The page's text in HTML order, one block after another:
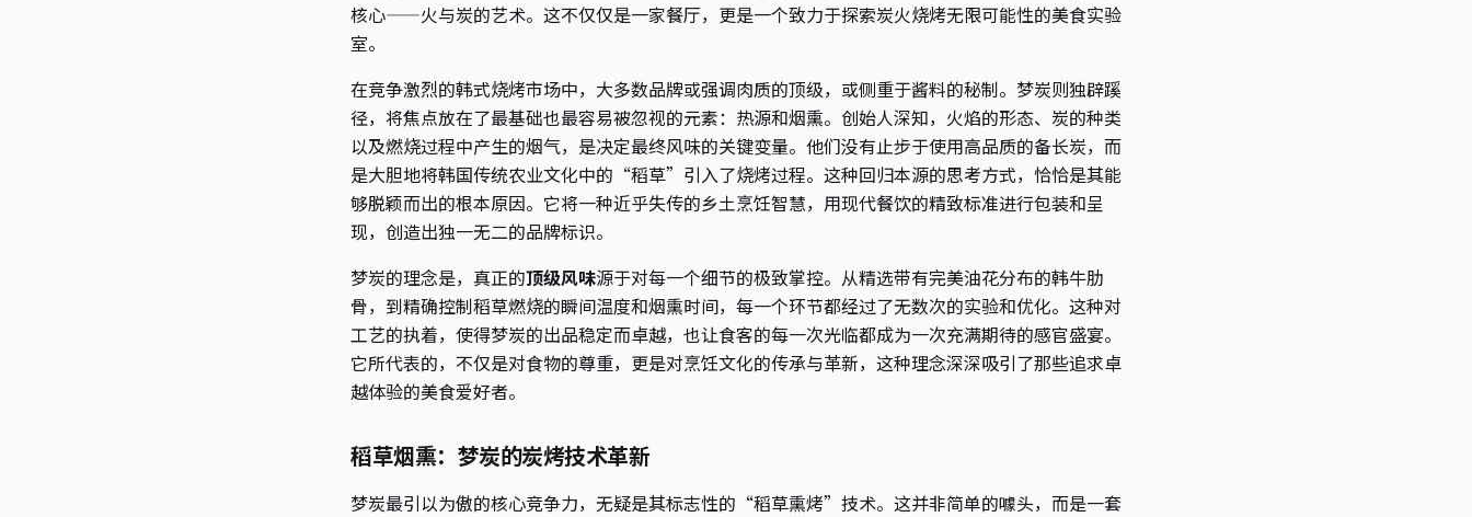
核心——火与炭的艺术。这不仅仅是一家餐厅，更是一个致力于探索炭火烧烤无限可能性的美食实验
室。
在竞争激烈的韩式烧烤市场中，大多数品牌或强调肉质的顶级，或侧重于酱料的秘制。梦炭则独辟蹊
径，将焦点放在了最基础也最容易被忽视的元素：热源和烟熏。创始人深知，火焰的形态、炭的种类
以及燃烧过程中产生的烟气，是决定最终风味的关键变量。他们没有止步于使用高品质的备长炭，而
是大胆地将韩国传统农业文化中的“稻草”引入了烧烤过程。这种回归本源的思考方式，恰恰是其能
够脱颖而出的根本原因。它将一种近乎失传的乡土烹饪智慧，用现代餐饮的精致标准进行包装和呈
现，创造出独一无二的品牌标识。
梦炭的理念是，真正的顶级风味源于对每一个细节的极致掌控。从精选带有完美油花分布的韩牛肋
骨，到精确控制稻草燃烧的瞬间温度和烟熏时间，每一个环节都经过了无数次的实验和优化。这种对
工艺的执着，使得梦炭的出品稳定而卓越，也让食客的每一次光临都成为一次充满期待的感官盛宴。
它所代表的，不仅是对食物的尊重，更是对烹饪文化的传承与革新，这种理念深深吸引了那些追求卓
越体验的美食爱好者。
稻草烟熏：梦炭的炭烤技术革新
梦炭最引以为傲的核心竞争力，无疑是其标志性的“稻草熏烤”技术。这并非简单的噱头，而是一套